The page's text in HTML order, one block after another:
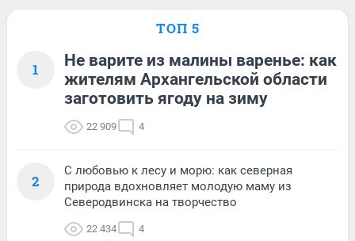
ТОП 5
1
Не варите из малины варенье: как
жителям Архангельской области
заготовить ягоду на зиму
22 909 4
2
С любовью к лесу и морю: как северная
природа вдохновляет молодую маму из
Северодвинска на творчество
22 434 4